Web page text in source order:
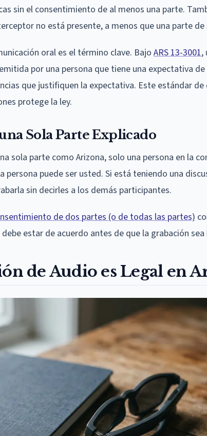
sin el consentimiento de al menos una parte.
no está presente, a menos que una parte
oral es el término clave. Bajo ARS 13-3001,
por una persona que tiene una expectativa
que justifiquen la expectativa. Este estándar
protege la ley.
Sola Parte Explicado
sola parte como Arizona, solo una persona en la
persona puede ser usted. Si está teniendo una
sin decirles a los demás participantes.
de dos partes (o de todas las partes)
estar de acuerdo antes de que la grabación sea
de Audio es Legal en